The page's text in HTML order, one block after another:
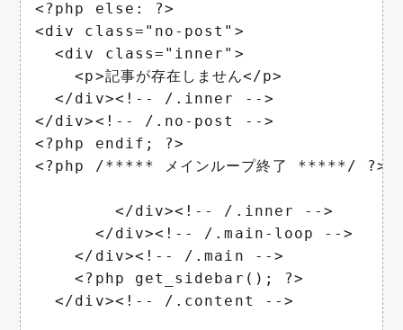
<?php else: ?>
<div class="no-post">
  <div class="inner">
    <p>記事が存在しません</p>
  </div><!-- /.inner -->
</div><!-- /.no-post -->
<?php endif; ?>
<?php /***** メインループ終了 *****/ ?>
        </div><!-- /.inner -->
      </div><!-- /.main-loop -->
    </div><!-- /.main -->
    <?php get_sidebar(); ?>
  </div><!-- /.content -->